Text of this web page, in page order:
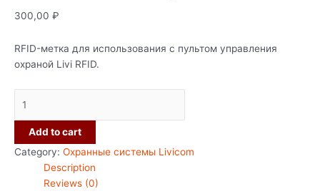
300,00 ₽
RFID-метка для использования с пультом управления
охраной Livi RFID.
Add to cart
Category: Охранные системы Livicom
Description
Reviews (0)